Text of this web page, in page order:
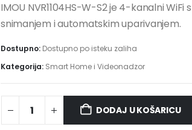
IMOU NVR1104HS-W-S2 je 4-kanalni
snimanjem i automatskim uparivanjem.
Dostupno: Dostupno po isteku zaliha
Kategorija: Smart Home i Videonadzor
DODAJ U KOŠARICU